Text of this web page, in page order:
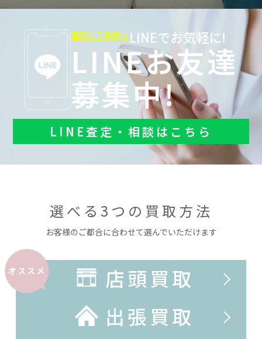
査定もご相談も LINEでお気軽に!
LINEお友達
募集中!
LINE査定・相談はこちら
選べる3つの買取方法
お客様のご都合に合わせて選んでいただけます
オススメ
店頭買取
出張買取